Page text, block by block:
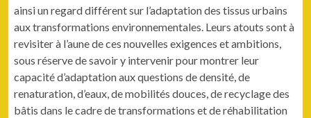
ainsi un regard différent sur l’adaptation des tissus urbains
aux transformations environnementales. Leurs atouts sont à
revisiter à l’aune de ces nouvelles exigences et ambitions,
sous réserve de savoir y intervenir pour montrer leur
capacité d’adaptation aux questions de densité, de
renaturation, d’eaux, de mobilités douces, de recyclage des
bâtis dans le cadre de transformations et de réhabilitation